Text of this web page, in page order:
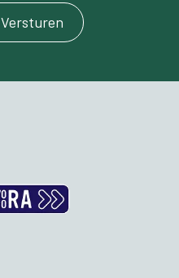
Versturen​​​​